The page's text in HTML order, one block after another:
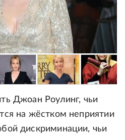
Джоан Роулинг, чьи
на жёстком неприятии
дискриминации, чьи